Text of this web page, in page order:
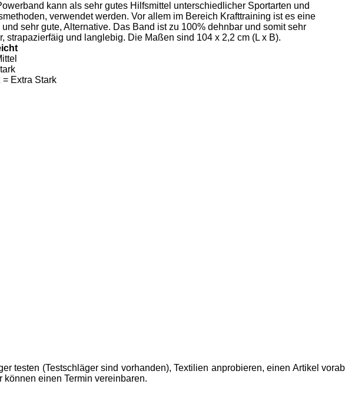
kann als sehr gutes Hilfsmittel unterschiedlicher Sportarten und
verwendet werden. Vor allem im Bereich Krafttraining ist es eine
sehr gute, Alternative. Das Band ist zu 100% dehnbar und somit sehr
strapazierfäig und langlebig. Die Maßen sind 104 x 2,2 cm (L x B).
= Extra Stark
testen (Testschläger sind vorhanden), Textilien anprobieren, einen Artikel vorab
einen Termin vereinbaren.